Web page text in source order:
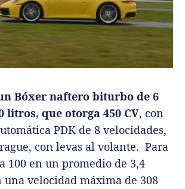
Bóxer naftero biturbo de 6
litros, que otorga 450 CV, con
PDK de 8 velocidades,
con levas al volante. Para
100 en un promedio de 3,4
una velocidad máxima de 308